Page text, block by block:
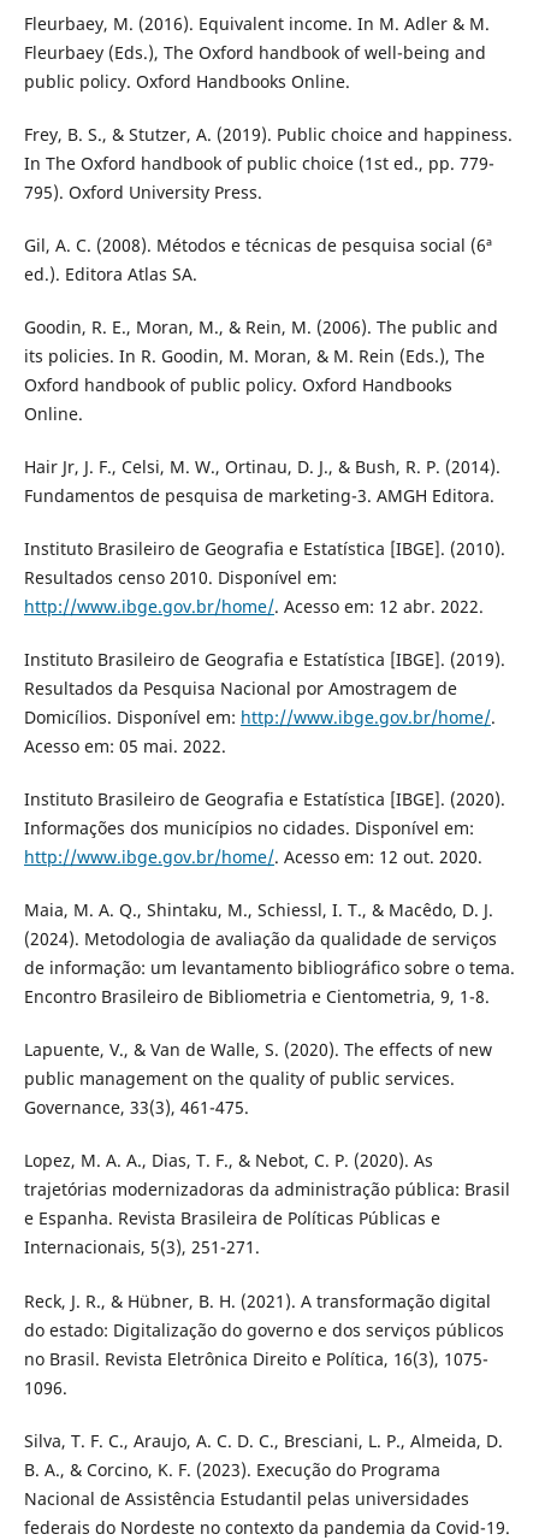
Fleurbaey, M. (2016). Equivalent income. In M. Adler & M.
Fleurbaey (Eds.), The Oxford handbook of well-being and
public policy. Oxford Handbooks Online.
Frey, B. S., & Stutzer, A. (2019). Public choice and happiness.
In The Oxford handbook of public choice (1st ed., pp. 779-
795). Oxford University Press.
Gil, A. C. (2008). Métodos e técnicas de pesquisa social (6ª
ed.). Editora Atlas SA.
Goodin, R. E., Moran, M., & Rein, M. (2006). The public and
its policies. In R. Goodin, M. Moran, & M. Rein (Eds.), The
Oxford handbook of public policy. Oxford Handbooks
Online.
Hair Jr, J. F., Celsi, M. W., Ortinau, D. J., & Bush, R. P. (2014).
Fundamentos de pesquisa de marketing-3. AMGH Editora.
Instituto Brasileiro de Geografia e Estatística [IBGE]. (2010).
Resultados censo 2010. Disponível em:
http://www.ibge.gov.br/home/. Acesso em: 12 abr. 2022.
Instituto Brasileiro de Geografia e Estatística [IBGE]. (2019).
Resultados da Pesquisa Nacional por Amostragem de
Domicílios. Disponível em: http://www.ibge.gov.br/home/.
Acesso em: 05 mai. 2022.
Instituto Brasileiro de Geografia e Estatística [IBGE]. (2020).
Informações dos municípios no cidades. Disponível em:
http://www.ibge.gov.br/home/. Acesso em: 12 out. 2020.
Maia, M. A. Q., Shintaku, M., Schiessl, I. T., & Macêdo, D. J.
(2024). Metodologia de avaliação da qualidade de serviços
de informação: um levantamento bibliográfico sobre o tema.
Encontro Brasileiro de Bibliometria e Cientometria, 9, 1-8.
Lapuente, V., & Van de Walle, S. (2020). The effects of new
public management on the quality of public services.
Governance, 33(3), 461-475.
Lopez, M. A. A., Dias, T. F., & Nebot, C. P. (2020). As
trajetórias modernizadoras da administração pública: Brasil
e Espanha. Revista Brasileira de Políticas Públicas e
Internacionais, 5(3), 251-271.
Reck, J. R., & Hübner, B. H. (2021). A transformação digital
do estado: Digitalização do governo e dos serviços públicos
no Brasil. Revista Eletrônica Direito e Política, 16(3), 1075-
1096.
Silva, T. F. C., Araujo, A. C. D. C., Bresciani, L. P., Almeida, D.
B. A., & Corcino, K. F. (2023). Execução do Programa
Nacional de Assistência Estudantil pelas universidades
federais do Nordeste no contexto da pandemia da Covid-19.